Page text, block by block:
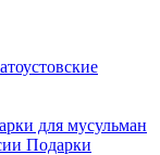
для мусульман
Подарки